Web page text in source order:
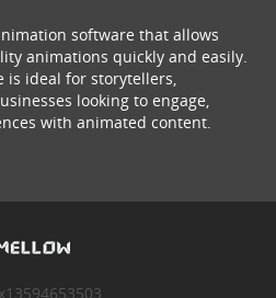
software that allows
animations quickly and easily.
is ideal for storytellers,
looking to engage,
with animated content.